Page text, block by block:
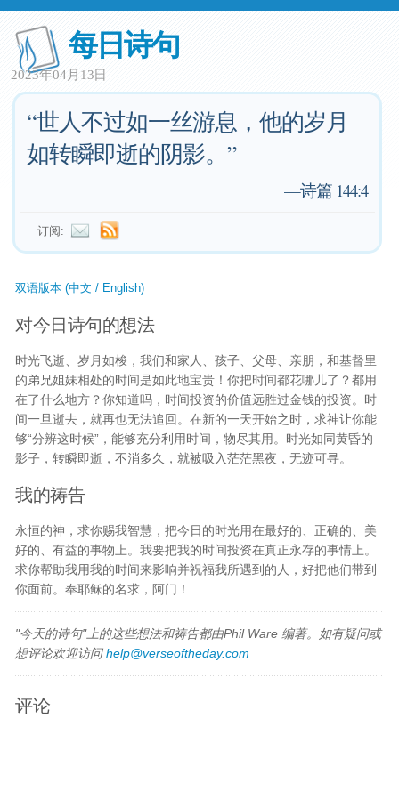
每日诗句
2023年04月13日
“世人不过如一丝游息，他的岁月
如转瞬即逝的阴影。”
—诗篇 144:4
订阅:
双语版本 (中文 / English)
对今日诗句的想法
时光飞逝、岁月如梭，我们和家人、孩子、父母、亲朋，和基督里
的弟兄姐妹相处的时间是如此地宝贵！你把时间都花哪儿了？都用
在了什么地方？你知道吗，时间投资的价值远胜过金钱的投资。时
间一旦逝去，就再也无法追回。在新的一天开始之时，求神让你能
够“分辨这时候”，能够充分利用时间，物尽其用。时光如同黄昏的
影子，转瞬即逝，不消多久，就被吸入茫茫黑夜，无迹可寻。
我的祷告
永恒的神，求你赐我智慧，把今日的时光用在最好的、正确的、美
好的、有益的事物上。我要把我的时间投资在真正永存的事情上。
求你帮助我用我的时间来影响并祝福我所遇到的人，好把他们带到
你面前。奉耶稣的名求，阿门！
"今天的诗句"上的这些想法和祷告都由Phil Ware 编著。如有疑问或
想评论欢迎访问help@verseoftheday.com
评论